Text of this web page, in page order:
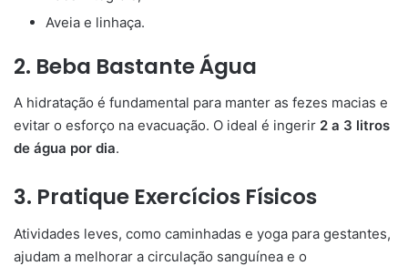
Aveia e linhaça.
2. Beba Bastante Água
A hidratação é fundamental para manter as fezes macias e
evitar o esforço na evacuação. O ideal é ingerir 2 a 3 litros
de água por dia.
3. Pratique Exercícios Físicos
Atividades leves, como caminhadas e yoga para gestantes,
ajudam a melhorar a circulação sanguínea e o